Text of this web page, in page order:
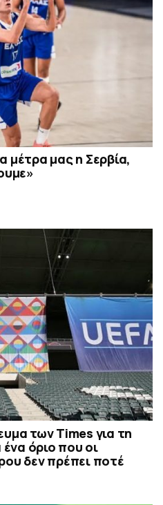
μας η Σερβία,
των Times για τη
όριο που οι
δεν πρέπει ποτέ